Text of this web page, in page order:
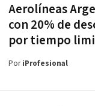
Aerolíneas
con 20% de
por tiempo
PoriProfesional